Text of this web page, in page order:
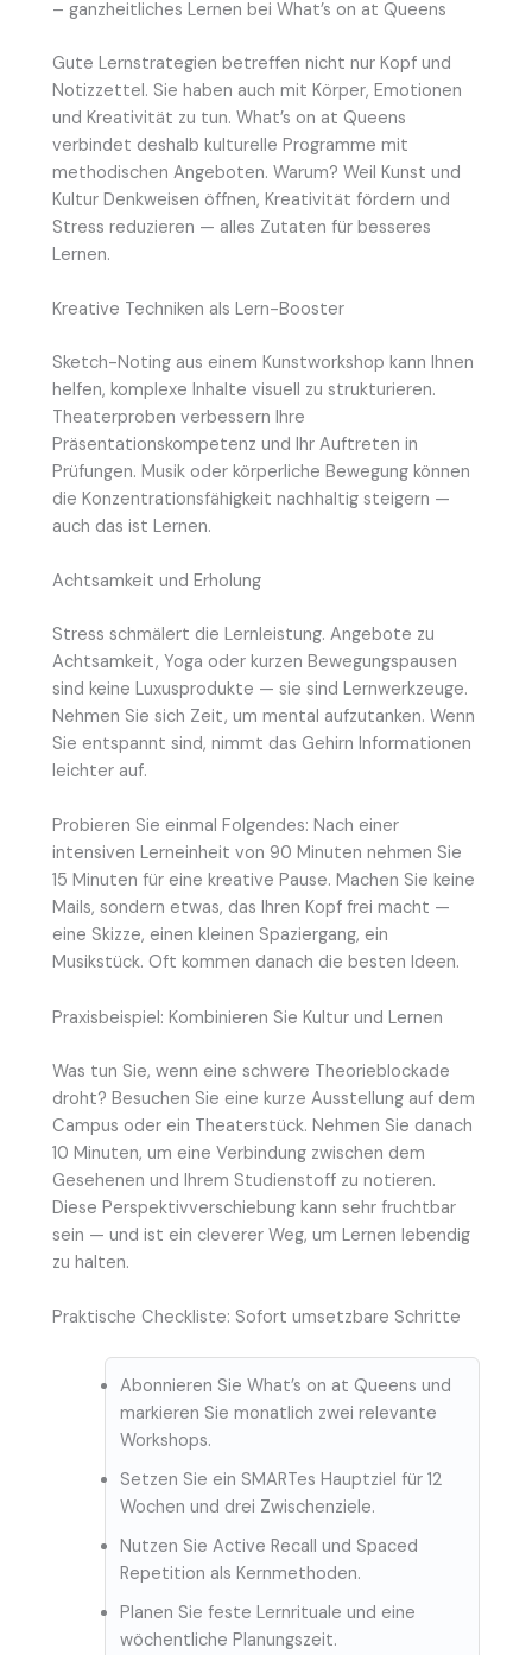
– ganzheitliches Lernen bei What’s on at Queens
Gute Lernstrategien betreffen nicht nur Kopf und
Notizzettel. Sie haben auch mit Körper, Emotionen
und Kreativität zu tun. What’s on at Queens
verbindet deshalb kulturelle Programme mit
methodischen Angeboten. Warum? Weil Kunst und
Kultur Denkweisen öffnen, Kreativität fördern und
Stress reduzieren — alles Zutaten für besseres
Lernen.
Kreative Techniken als Lern-Booster
Sketch-Noting aus einem Kunstworkshop kann Ihnen
helfen, komplexe Inhalte visuell zu strukturieren.
Theaterproben verbessern Ihre
Präsentationskompetenz und Ihr Auftreten in
Prüfungen. Musik oder körperliche Bewegung können
die Konzentrationsfähigkeit nachhaltig steigern —
auch das ist Lernen.
Achtsamkeit und Erholung
Stress schmälert die Lernleistung. Angebote zu
Achtsamkeit, Yoga oder kurzen Bewegungspausen
sind keine Luxusprodukte — sie sind Lernwerkzeuge.
Nehmen Sie sich Zeit, um mental aufzutanken. Wenn
Sie entspannt sind, nimmt das Gehirn Informationen
leichter auf.
Probieren Sie einmal Folgendes: Nach einer
intensiven Lerneinheit von 90 Minuten nehmen Sie
15 Minuten für eine kreative Pause. Machen Sie keine
Mails, sondern etwas, das Ihren Kopf frei macht —
eine Skizze, einen kleinen Spaziergang, ein
Musikstück. Oft kommen danach die besten Ideen.
Praxisbeispiel: Kombinieren Sie Kultur und Lernen
Was tun Sie, wenn eine schwere Theorieblockade
droht? Besuchen Sie eine kurze Ausstellung auf dem
Campus oder ein Theaterstück. Nehmen Sie danach
10 Minuten, um eine Verbindung zwischen dem
Gesehenen und Ihrem Studienstoff zu notieren.
Diese Perspektivverschiebung kann sehr fruchtbar
sein — und ist ein cleverer Weg, um Lernen lebendig
zu halten.
Praktische Checkliste: Sofort umsetzbare Schritte
Abonnieren Sie What’s on at Queens und
markieren Sie monatlich zwei relevante
Workshops.
Setzen Sie ein SMARTes Hauptziel für 12
Wochen und drei Zwischenziele.
Nutzen Sie Active Recall und Spaced
Repetition als Kernmethoden.
Planen Sie feste Lernrituale und eine
wöchentliche Planungszeit.